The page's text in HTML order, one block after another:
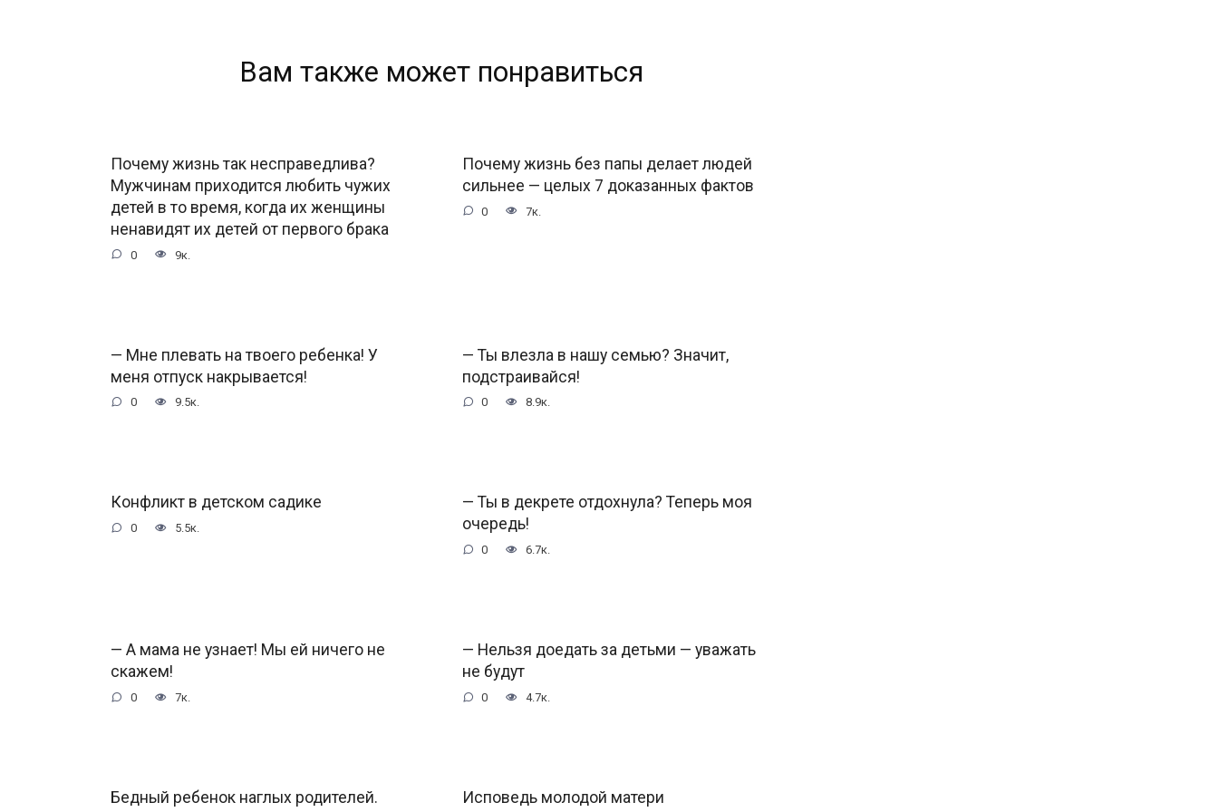
Вам также может понравиться
Почему жизнь так несправедлива?
Мужчинам приходится любить чужих
детей в то время, когда их женщины
ненавидят их детей от первого брака
0 9к.
Почему жизнь без папы делает людей
сильнее — целых 7 доказанных фактов
0 7к.
— Мне плевать на твоего ребенка! У
меня отпуск накрывается!
0 9.5к.
— Ты влезла в нашу семью? Значит,
подстраивайся!
0 8.9к.
Конфликт в детском садике
0 5.5к.
— Ты в декрете отдохнула? Теперь моя
очередь!
0 6.7к.
— А мама не узнает! Мы ей ничего не
скажем!
0 7к.
— Нельзя доедать за детьми — уважать
не будут
0 4.7к.
Бедный ребенок наглых родителей.
Исповедь молодой матери